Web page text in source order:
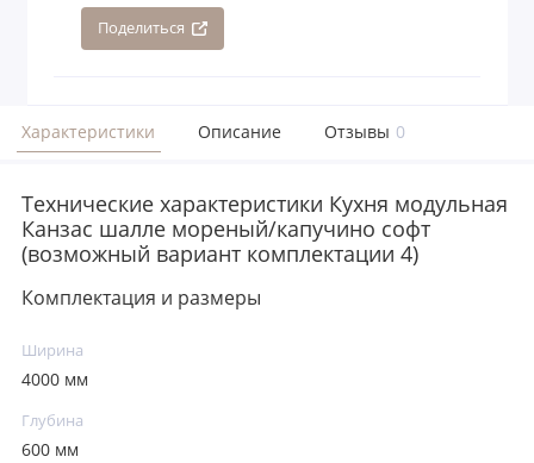
Поделиться
Характеристики Описание Отзывы 0
Технические характеристики Кухня модульная
Канзас шалле мореный/капучино софт
(возможный вариант комплектации 4)
Комплектация и размеры
Ширина
4000 мм
Глубина
600 мм